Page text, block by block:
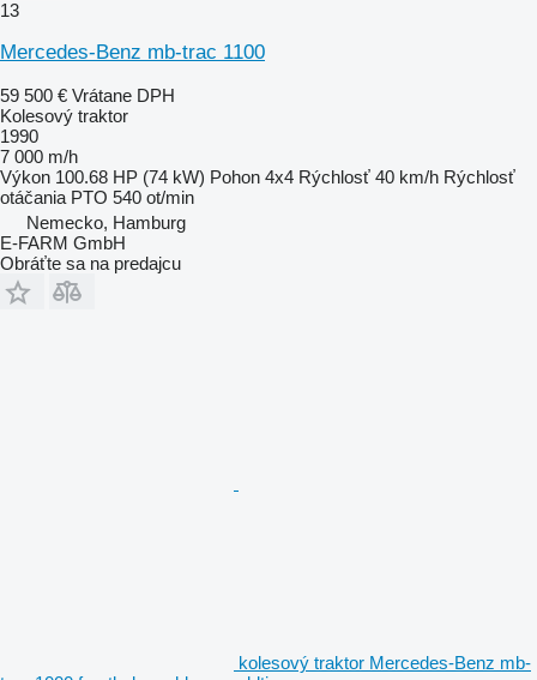
13
Mercedes-Benz mb-trac 1100
59 500 € Vrátane DPH
Kolesový traktor
1990
7 000 m/h
Výkon 100.68 HP (74 kW) Pohon 4x4 Rýchlosť 40 km/h Rýchlosť
otáčania PTO 540 ot/min
Nemecko, Hamburg
E-FARM GmbH
Obráťte sa na predajcu
kolesový traktor Mercedes-Benz mb-